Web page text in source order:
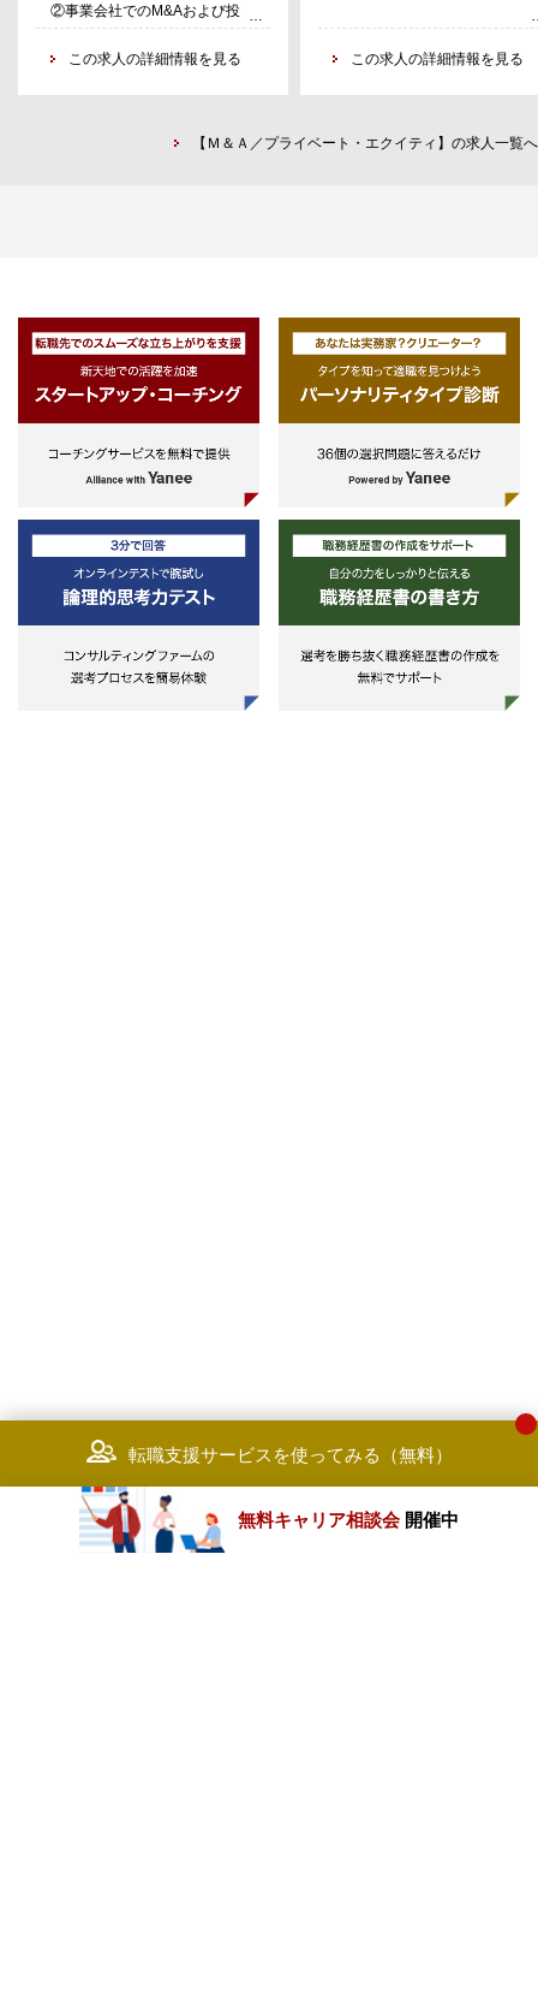
一般的な事業会社のM&Aにとどまら
投資判断から投資後の経営・グロー
務）
投資先事業へのハンズオンでの関与
KPI・PL管理、収益改善
経営者・現場責任者とのディスカッ
ション、意思決定
必要に応じて事業責任者／役員とし
※ 管理・支援のみの役割ではありま
※ 実行・成果責任を負う立場です
②事業会社でのM&Aおよび投資後
の事業運営経験
・投資後に現場へ入り込み、事業を
営に向き合える方
・ウェットな現場調整も厭わない方
この求人の詳細情報を見る この求人の詳細情報を見る
【Ｍ＆Ａ／プライベート・エクイティ】の求人一覧へ
転職支援サービスを使ってみる（無料）
無料キャリア相談会 開催中